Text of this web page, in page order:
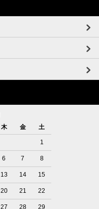
木 金 土
1
6 7 8
13 14 15
20 21 22
27 28 29